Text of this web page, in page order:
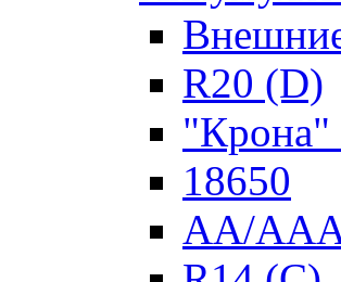
R20 (D)
"Крона"
18650
AA/